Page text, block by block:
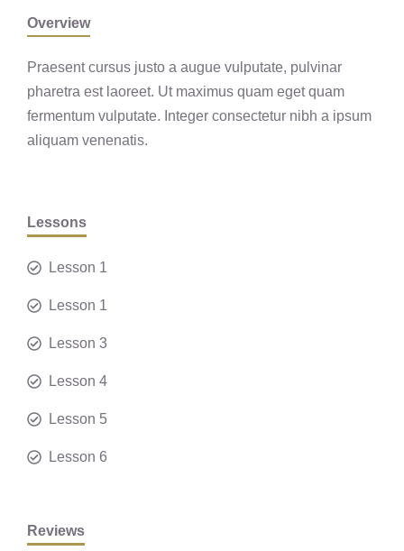
Overview
Praesent cursus justo a augue vulputate, pulvinar
pharetra est laoreet. Ut maximus quam eget quam
fermentum vulputate. Integer consectetur nibh a ipsum
aliquam venenatis.
Lessons
Lesson 1
Lesson 1
Lesson 3
Lesson 4
Lesson 5
Lesson 6
Reviews